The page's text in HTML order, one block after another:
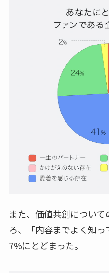
また、価値共創につい
ろ、「内容までよく知
7%にとどまった。